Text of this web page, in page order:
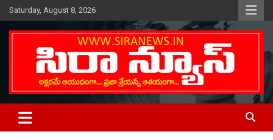
Skip
to
content
Saturday, August 8, 2026
SIRA NEWS
Telugu Online News Daily